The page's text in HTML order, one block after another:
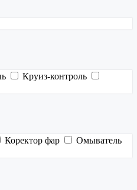
Круиз-контроль
Коректор фар
Омыватель